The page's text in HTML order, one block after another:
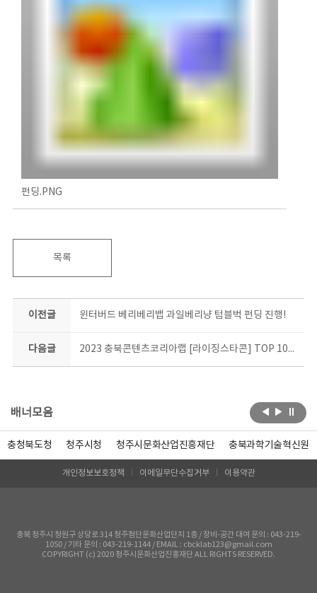
펀딩.PNG
목록
이전글 윈터버드 베리베리뱁 과일베리냥 텀블벅 펀딩 진행!
다음글 2023 충북콘텐츠코리아랩 [라이징스타콘] TOP 10은 과연 누구?!
배너모음
충청북도청 청주시청 청주시문화산업진흥재단 충북과학기술혁신원
개인정보보호정책 이메일무단수집거부 이용약관
충북 청주시 청원구 상당로 314 청주첨단문화산업단지 1층 / 장비-공간 대여 문의 : 043-219-
1050 / 기타 문의 : 043-219-1144 / EMAIL : cbcklab123@gmail.com
COPYRIGHT (c) 2020 청주시문화산업진흥재단 ALL RIGHTS RESERVED.